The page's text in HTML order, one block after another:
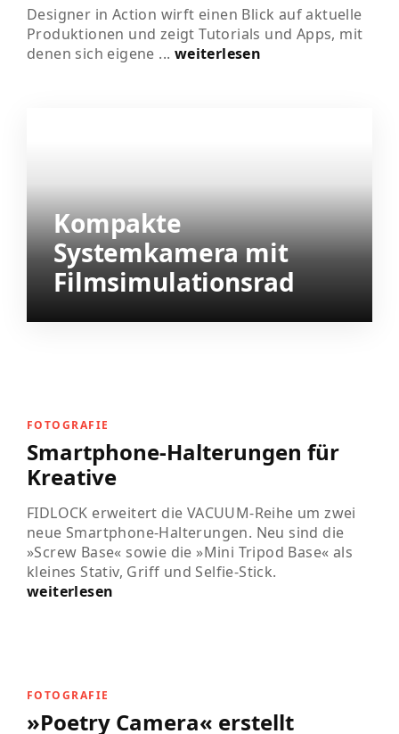
Designer in Action wirft einen Blick auf aktuelle
Produktionen und zeigt Tutorials und Apps, mit
denen sich eigene ... weiterlesen
Kompakte
Systemkamera mit
Filmsimulationsrad
FOTOGRAFIE
Smartphone-Halterungen für
Kreative
FIDLOCK erweitert die VACUUM-Reihe um zwei
neue Smartphone-Halterungen. Neu sind die
»Screw Base« sowie die »Mini Tripod Base« als
kleines Stativ, Griff und Selfie-Stick.
weiterlesen
FOTOGRAFIE
»Poetry Camera« erstellt